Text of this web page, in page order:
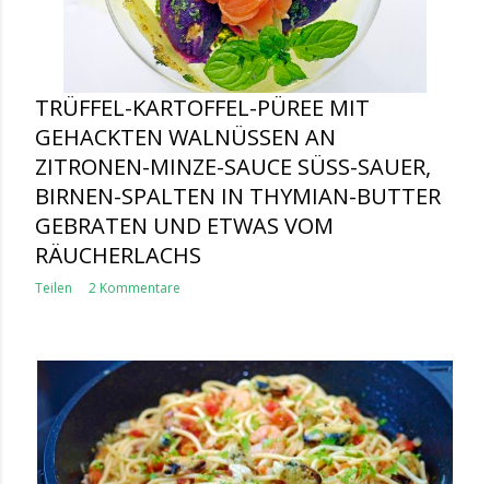
TRÜFFEL-KARTOFFEL-PÜREE MIT
GEHACKTEN WALNÜSSEN AN
ZITRONEN-MINZE-SAUCE SÜSS-SAUER, B
IRNEN-SPALTEN IN THYMIAN-BUTTER G
EBRATEN UND ETWAS VOM R
ÄUCHERLACHS
Teilen 2 Kommentare